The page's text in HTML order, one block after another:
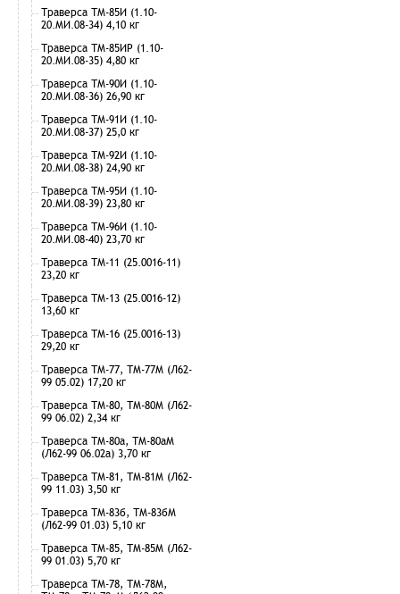
Траверса ТМ-85И (1.10-
20.МИ.08-34) 4,10 кг
Траверса ТМ-85ИР (1.10-
20.МИ.08-35) 4,80 кг
Траверса ТМ-90И (1.10-
20.МИ.08-36) 26,90 кг
Траверса ТМ-91И (1.10-
20.МИ.08-37) 25,0 кг
Траверса ТМ-92И (1.10-
20.МИ.08-38) 24,90 кг
Траверса ТМ-95И (1.10-
20.МИ.08-39) 23,80 кг
Траверса ТМ-96И (1.10-
20.МИ.08-40) 23,70 кг
Траверса ТМ-11 (25.0016-11)
23,20 кг
Траверса ТМ-13 (25.0016-12)
13,60 кг
Траверса ТМ-16 (25.0016-13)
29,20 кг
Траверса ТМ-77, ТМ-77М (Л62-
99 05.02) 17,20 кг
Траверса ТМ-80, ТМ-80М (Л62-
99 06.02) 2,34 кг
Траверса ТМ-80а, ТМ-80аМ
(Л62-99 06.02а) 3,70 кг
Траверса ТМ-81, ТМ-81М (Л62-
99 11.03) 3,50 кг
Траверса ТМ-83б, ТМ-83бМ
(Л62-99 01.03) 5,10 кг
Траверса ТМ-85, ТМ-85М (Л62-
99 01.03) 5,70 кг
Траверса ТМ-78, ТМ-78М,